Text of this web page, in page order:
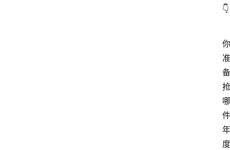
👇
你
准
备
抢
哪
件
年
度